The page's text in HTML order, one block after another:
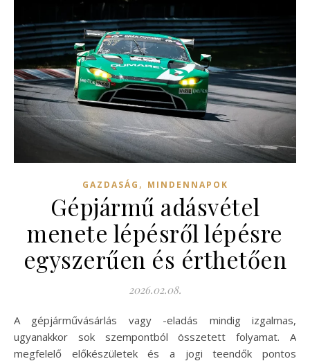
GAZDASÁG , MINDENNAPOK
Gépjármű adásvétel
menete lépésről lépésre
egyszerűen és érthetően
2026.02.08.
A gépjárművásárlás vagy -eladás mindig izgalmas,
ugyanakkor sok szempontból összetett folyamat. A
megfelelő előkészületek és a jogi teendők pontos